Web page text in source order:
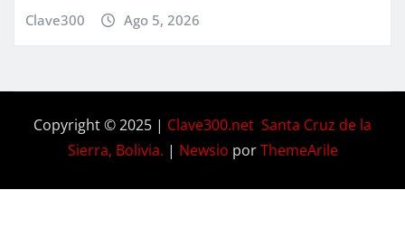
Clave300 Ago 5, 2026
Copyright © 2025 | Clave300.net Santa Cruz de la
Sierra, Bolivia. | Newsio porThemeArile